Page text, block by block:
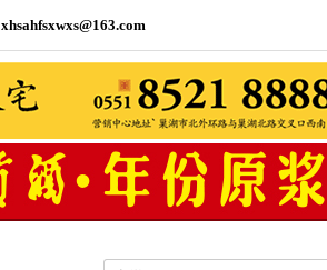
xhsahfsxwxs@163.com